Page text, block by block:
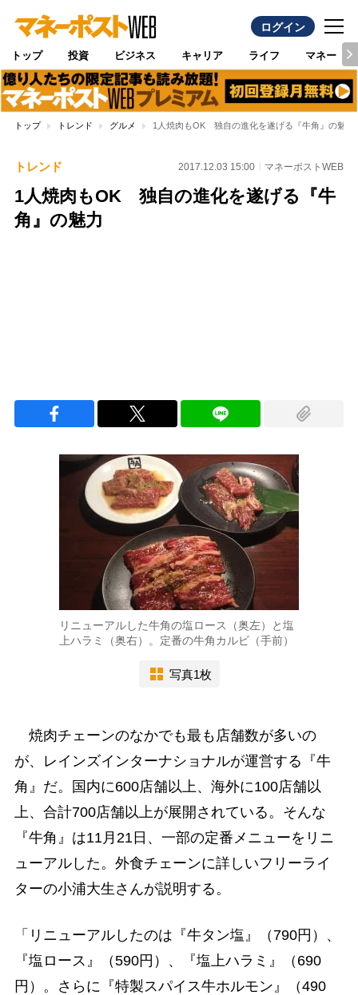
ログイン
トップ 投資 ビジネス キャリア ライフ マネー
トップ トレンド グルメ 1人焼肉もOK 独自の進化を遂げる『牛角』の魅力
トレンド 2017.12.03 15:00 マネーポストWEB
1人焼肉もOK 独自の進化を遂げる『牛
角』の魅力
リニューアルした牛角の塩ロース（奥左）と塩
上ハラミ（奥右）。定番の牛角カルビ（手前）
写真1枚
焼肉チェーンのなかでも最も店舗数が多いの
が、レインズインターナショナルが運営する『牛
角』だ。国内に600店舗以上、海外に100店舗以
上、合計700店舗以上が展開されている。そんな
『牛角』は11月21日、一部の定番メニューをリニ
ューアルした。外食チェーンに詳しいフリーライ
ターの小浦大生さんが説明する。
「リニューアルしたのは『牛タン塩』（790円）、
『塩ロース』（590円）、『塩上ハラミ』（690
円）。さらに『特製スパイス牛ホルモン』（490